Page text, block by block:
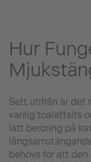
Hur
Sett utifrån är det
vanlig toalettsits
lätt beröring på
behövs för att